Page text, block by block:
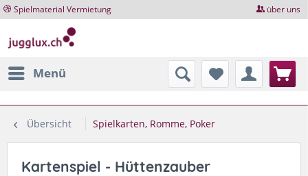
Spielmaterial Vermietung über uns
Menü
Übersicht Spielkarten, Romme, Poker
Kartenspiel - Hüttenzauber